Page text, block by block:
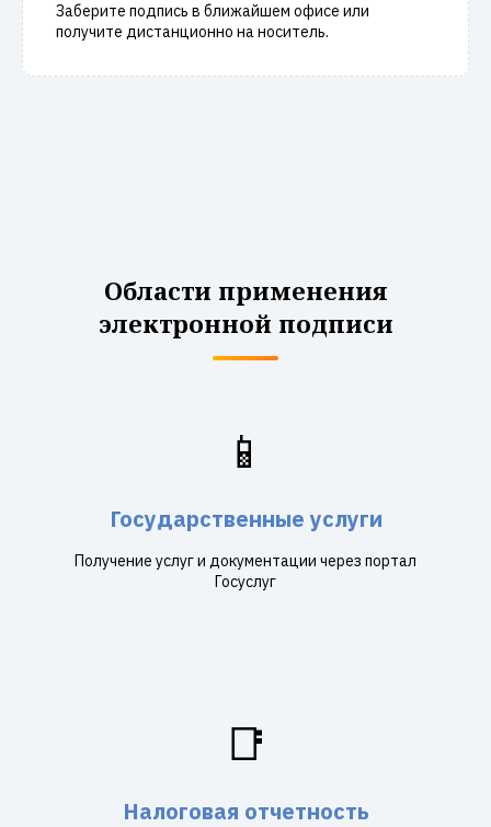
Заберите подпись в ближайшем офисе или
получите дистанционно на носитель.
Области применения
электронной подписи
📱
Государственные услуги
Получение услуг и документации через портал
Госуслуг
📑
Налоговая отчетность